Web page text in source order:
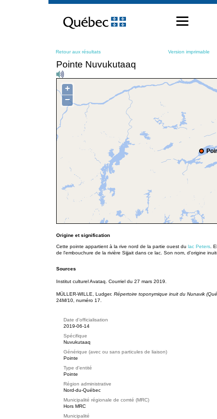
contenu
Retour aux résultats Version imprimable
Pointe Nuvukutaaq
+
−
Origine et signification
Cette pointe appartient à la rive nord de la partie ouest du lac Peters .
de l'embouchure de la rivière Sijjait dans ce lac. Son nom, d'origine
Sources
Institut culturel Avataq. Courriel du 27 mars 2019.
MÜLLER-WILLE, Ludger. Répertoire toponymique inuit du Nunavik
24M/10, numéro 17.
Date d'officialisation
2019-06-14
Spécifique
Nuvukutaaq
Générique (avec ou sans particules de liaison)
Pointe
Type d'entité
Pointe
Région administrative
Nord-du-Québec
Municipalité régionale de comté (MRC)
Hors MRC
Municipalité